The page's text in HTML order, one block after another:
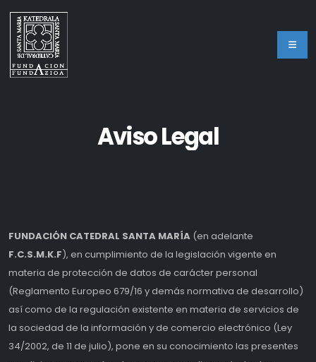
Aviso Legal
FUNDACIÓN CATEDRAL SANTA MARÍA (en adelante
F.C.S.M.K.F), en cumplimiento de la legislación vigente en
materia de protección de datos de carácter personal
(Reglamento Europeo 679/16 y demás normativa de desarrollo)
así como de la regulación existente en materia de servicios de
la sociedad de la información y de comercio electrónico (Ley
34/2002, de 11 de julio), pone en su conocimiento las presentes